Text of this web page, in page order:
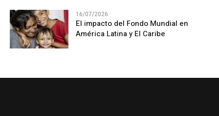
16/07/2026
El impacto del Fondo Mundial en
América Latina y El Caribe